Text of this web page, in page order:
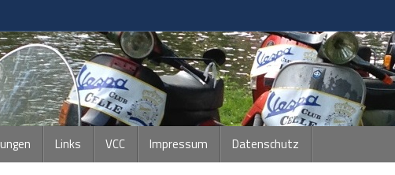
Links VCC Impressum Datenschutz